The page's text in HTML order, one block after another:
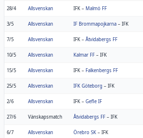
28/4 Allsvenskan IFK– Malmö FF
3/5 Allsvenskan IF Brommapojkarna– IFK
7/5 Allsvenskan IFK– Åtvidabergs FF
10/5 Allsvenskan Kalmar FF– IFK
15/5 Allsvenskan IFK– Falkenbergs FF
25/5 Allsvenskan IFK Göteborg – IFK
2/6 Allsvenskan IFK– Gefle IF
27/6 Vänskapsmatch Åtvidabergs FF– IFK
6/7 Allsvenskan Örebro SK– IFK